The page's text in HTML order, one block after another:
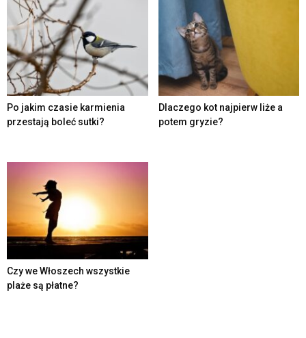
Po jakim czasie karmienia
przestają boleć sutki?
Dlaczego kot najpierw liże a
potem gryzie?
Czy we Włoszech wszystkie
plaże są płatne?